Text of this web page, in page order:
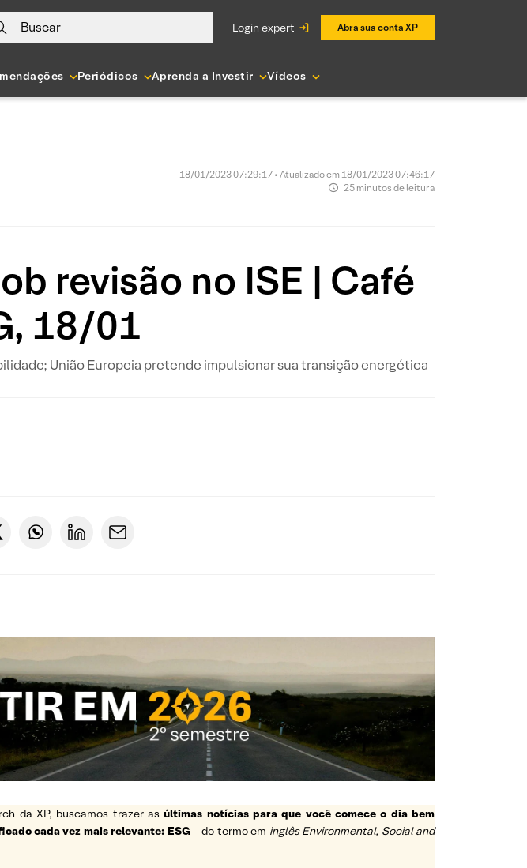
Buscar login expert Abra sua conta XP
Periódicos Aprenda a Investir Vídeos
18/01/2023 07:29:17 • Atualizado em 18/01/2023 07:46:17
25 minutos de leitura
revisão no ISE | Café
18/01
União Europeia pretende impulsionar sua transição energética
da XP, buscamos trazer asúltimas notícias para que você comece o dia bem
cada vez mais relevante: ESG – do termo em inglês Environmental, Social and